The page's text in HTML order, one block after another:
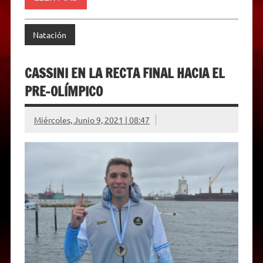
Natación
CASSINI EN LA RECTA FINAL HACIA EL
PRE-OLÍMPICO
Miércoles, Junio 9, 2021 | 08:47